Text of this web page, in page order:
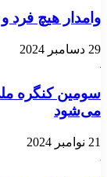
وامدار هیچ فرد
29 دسامبر 2024
سومین کنگره
می‌شود
21 نوامبر 2024